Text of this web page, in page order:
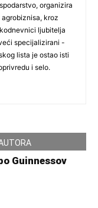
organizira
kroz
ljubitelja
specijalizirani -
lista je ostao isti
i selo.
Guinnessov